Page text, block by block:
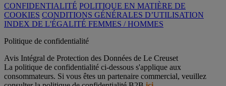
CONFIDENTIALITÉ POLITIQUE EN MATIÈRE DE
COOKIES CONDITIONS GÉNÉRALES D’UTILISATION
INDEX DE L'ÉGALITÉ FEMMES / HOMMES
Politique de confidentialité
Avis Intégral de Protection des Données de Le Creuset
La politique de confidentialité ci-dessous s'applique aux
consommateurs. Si vous êtes un partenaire commercial, veuillez